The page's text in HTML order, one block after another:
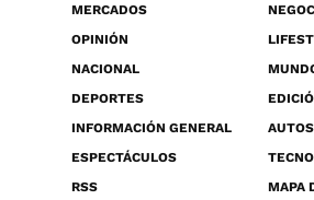
MERCADOS
OPINIÓN
NACIONAL
DEPORTES
INFORMACIÓN GENERAL
AUTOS
ESPECTÁCULOS
RSS
MAPA